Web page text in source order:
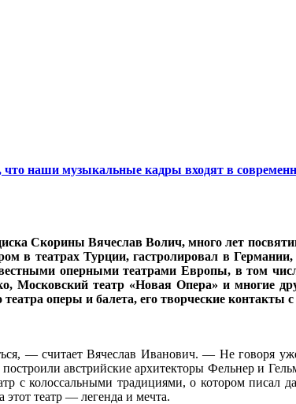
что наши музыкальные кадры входят в
Скорины Вячеслав Волич, много лет
в театрах Турции, гастролировал в
оперными театрами Европы, в том
Московский театр «Новая Опера» и многие
оперы и балета, его творческие контакты
— считает Вячеслав Иванович. — Не говоря
австрийские архитекторы Фельнер и
с колоссальными традициями, о котором
этот театр — легенда и мечта.